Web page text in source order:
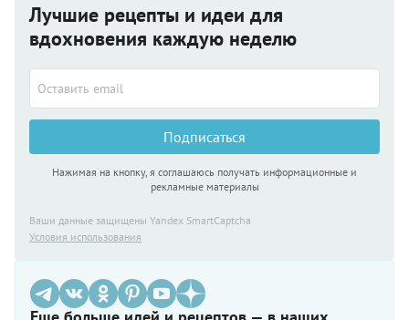
Лучшие рецепты и идеи для
вдохновения каждую неделю
Подписаться
Нажимая на кнопку, я соглашаюсь получать информационные и
рекламные материалы
Ваши данные защищены Yandex SmartCaptcha
Условия использования